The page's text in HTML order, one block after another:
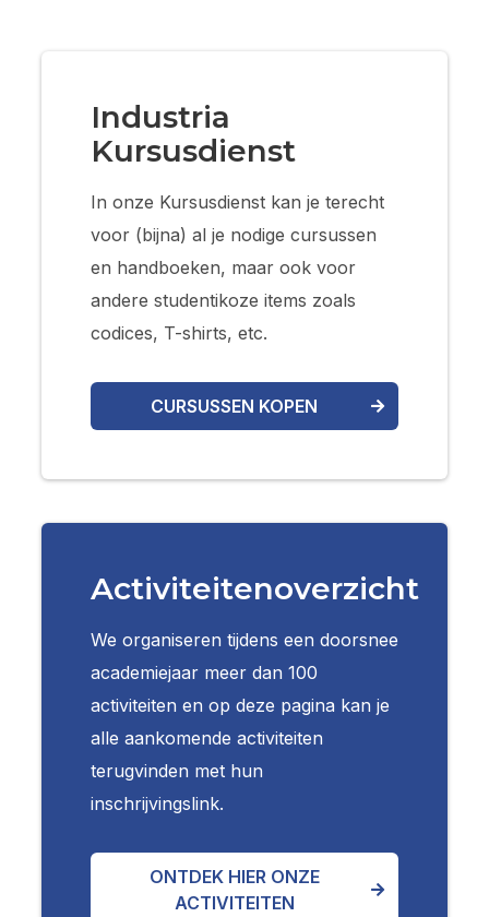
Industria
Kursusdienst
In onze Kursusdienst kan je terecht
voor (bijna) al je nodige cursussen
en handboeken, maar ook voor
andere studentikoze items zoals
codices, T-shirts, etc.
CURSUSSEN KOPEN
Activiteitenoverzicht
We organiseren tijdens een doorsnee
academiejaar meer dan 100
activiteiten en op deze pagina kan je
alle aankomende activiteiten
terugvinden met hun
inschrijvingslink.
ONTDEK HIER ONZE
ACTIVITEITEN